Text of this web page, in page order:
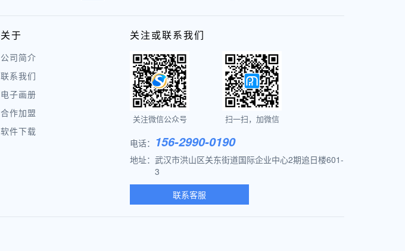
关于
公司简介
联系我们
电子画册
合作加盟
软件下载
关注或联系我们
关注微信公众号 扫一扫，加微信
电话： 156-2990-0190
地址： 武汉市洪山区关东街道国际企业中心2期追日楼601-
3
联系客服